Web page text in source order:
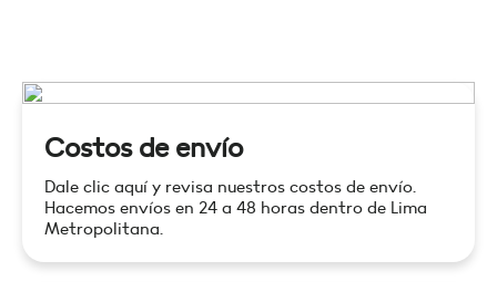
Costos de envío
Dale clic aquí y revisa nuestros costos de envío.
Hacemos envíos en 24 a 48 horas dentro de Lima
Metropolitana.